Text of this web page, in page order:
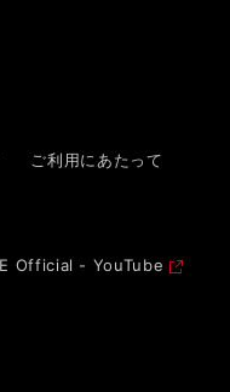
ご利用にあたって
Official - YouTube